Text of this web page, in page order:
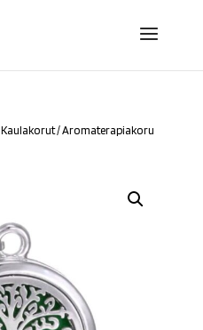
Kaulakorut/ Aromaterapiakoru